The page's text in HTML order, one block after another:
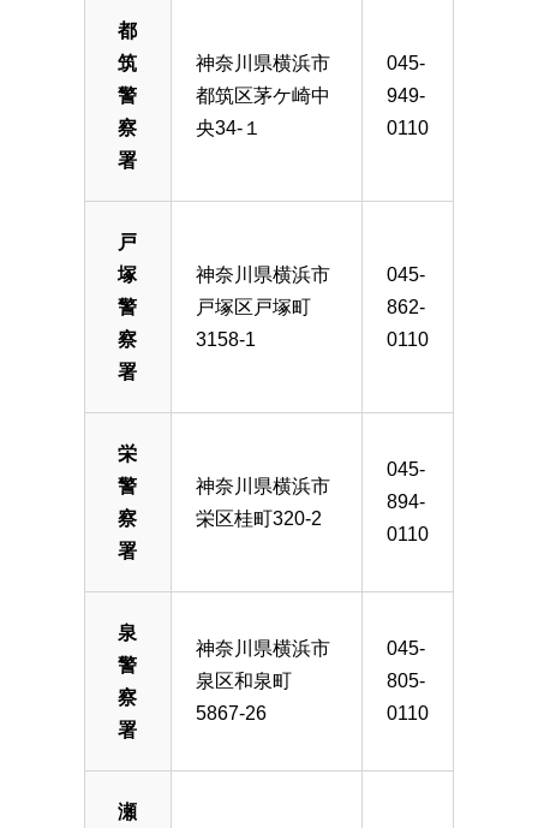
都
筑
警
察
署
神奈川県横浜市
都筑区茅ケ崎中
央34-１
045-
949-
0110
戸
塚
警
察
署
神奈川県横浜市
戸塚区戸塚町
3158-1
045-
862-
0110
栄
警
察
署
神奈川県横浜市
栄区桂町320-2
045-
894-
0110
泉
警
察
署
神奈川県横浜市
泉区和泉町
5867-26
045-
805-
0110
瀬